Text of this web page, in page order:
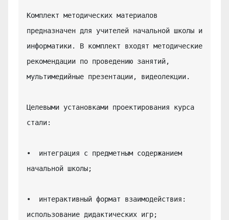
Комплект методических материалов
предназначен для учителей начальной школы и
информатики. В комплект входят методические
рекомендации по проведению занятий,
мультимедийные презентации, видеолекции.
Целевыми установками проектирования курса
стали:
•  интеграция с предметным содержанием
начальной школы;
•  интерактивный формат взаимодействия:
использование дидактических игр;